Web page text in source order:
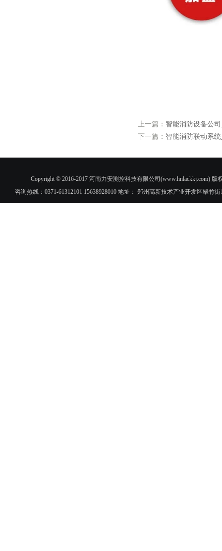
上一篇： 智能消防设备公
下一篇： 智能消防联动系
Copyright © 2016-2017 河南力安测控科技有限公司(www.hnlackkj.com)
咨询热线：0371-61312101 15638928010 地址： 郑州高新技术产业开发区翠竹